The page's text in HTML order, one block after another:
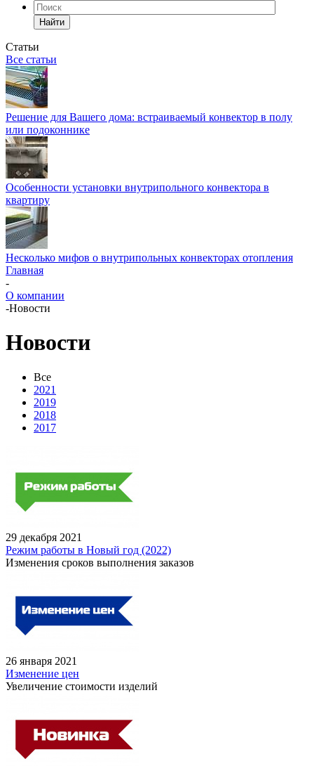
Найти
Статьи
Все статьи
Решение для Вашего дома: встраиваемый конвектор в полу
или подоконнике
Особенности установки внутрипольного конвектора в
квартиру
Несколько мифов о внутрипольных конвекторах отопления
Главная
-
О компании
-Новости
Новости
Все
2021
2019
2018
2017
29 декабря 2021
Режим работы в Новый год (2022)
Изменения сроков выполнения заказов
26 января 2021
Изменение цен
Увеличение стоимости изделий